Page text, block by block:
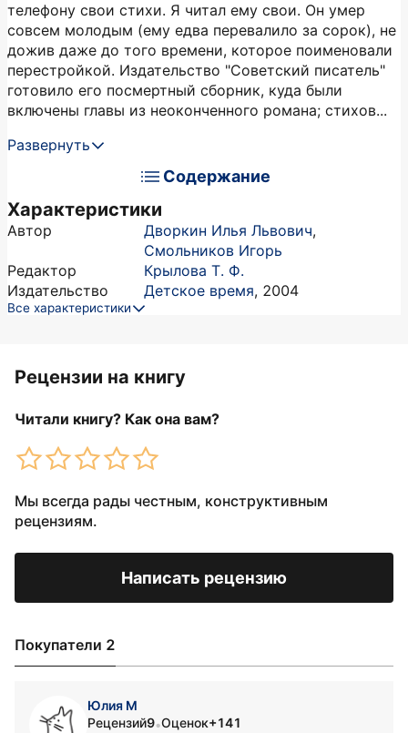
телефону свои стихи. Я читал ему свои. Он умер
совсем молодым (ему едва перевалило за сорок), не
дожив даже до того времени, которое поименовали
перестройкой. Издательство "Советский писатель"
готовило его посмертный сборник, куда были
включены главы из неоконченного романа; стихов...
Развернуть
Содержание
Характеристики
Автор Дворкин Илья Львович,
Смольников Игорь
Редактор
Крылова Т. Ф.
Издательство
Детское время, 2004
Все характеристики
Рецензии на книгу
Читали книгу? Как она вам?
Мы всегда рады честным, конструктивным
рецензиям.
Написать рецензию
Покупатели 2
Юлия М
Рецензий9•Оценок+141